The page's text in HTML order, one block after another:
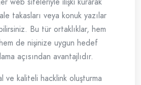
takasları veya konuk yazılar
Bu tür ortaklıklar, hem
de nişinize uygun hedef
açısından avantajlıdır.
ve kaliteli hacklink oluşturma